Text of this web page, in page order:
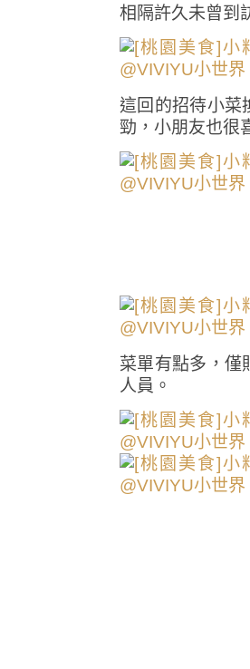
相隔許久未曾到
這回的招待小菜
勁，小朋友也很
菜單有點多，僅
人員。